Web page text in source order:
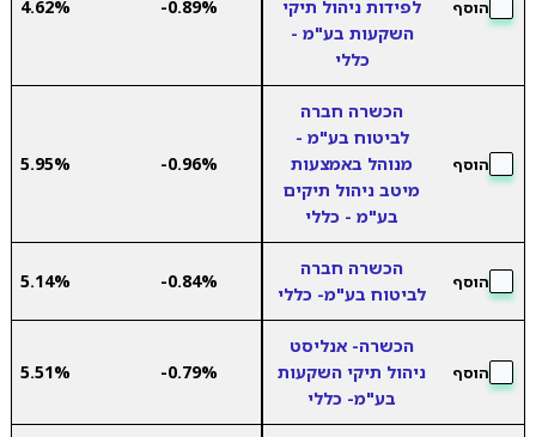
הוסף
לפידות ניהול תיקי
השקעות בע"מ -
כללי
-0.89%
4.62%
הוסף
הכשרה חברה
לביטוח בע"מ -
מנוהל באמצעות
מיטב ניהול תיקים
בע"מ - כללי
-0.96%
5.95%
הוסף
הכשרה חברה
לביטוח בע"מ- כללי
-0.84%
5.14%
הוסף
הכשרה- אנליסט
ניהול תיקי השקעות
בע"מ- כללי
-0.79%
5.51%